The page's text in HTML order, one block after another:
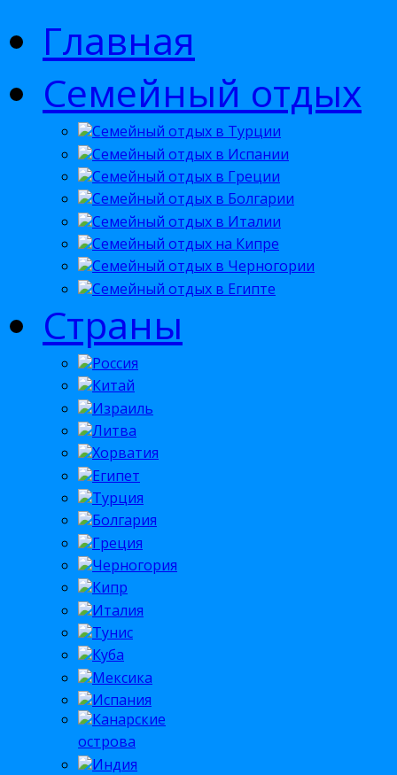
Главная
Семейный отдых
Семейный отдых в Турции
Семейный отдых в Испании
Семейный отдых в Греции
Семейный отдых в Болгарии
Семейный отдых в Италии
Семейный отдых на Кипре
Семейный отдых в Черногории
Семейный отдых в Египте
Страны
Россия
Китай
Израиль
Литва
Хорватия
Египет
Турция
Болгария
Греция
Черногория
Кипр
Италия
Тунис
Куба
Мексика
Испания
Канарские
острова
Индия